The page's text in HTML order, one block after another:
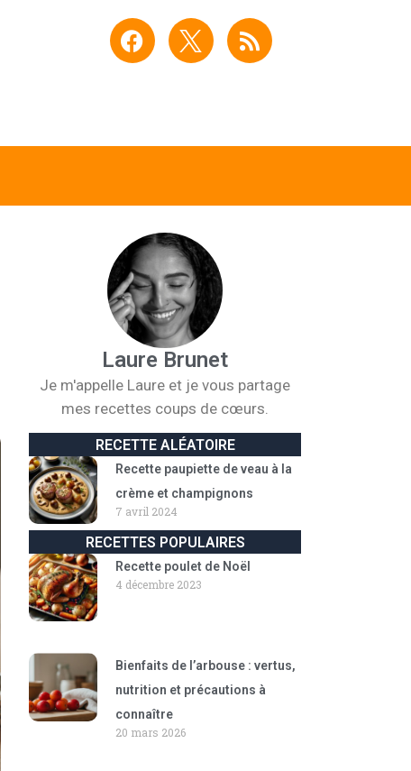
F
a
o
R
s
Laure Brunet
Je m'appelle Laure et je vous partage
mes recettes coups de cœurs.
RECETTE ALÉATOIRE
Recette paupiette de veau à la
crème et champignons
7 avril 2024
RECETTES POPULAIRES
Recette poulet de Noël
4 décembre 2023
Bienfaits de l’arbouse : vertus,
nutrition et précautions à
connaître
20 mars 2026